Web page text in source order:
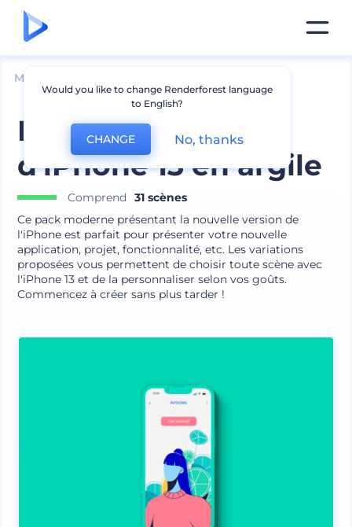
Mockups
Pack de mockups
d'iPhone 13 en argile
Comprend
31 scènes
Ce pack moderne présentant la nouvelle version de
l'iPhone est parfait pour présenter votre nouvelle
application, projet, fonctionnalité, etc. Les variations
proposées vous permettent de choisir toute scène avec
l'iPhone 13 et de la personnaliser selon vos goûts.
Commencez à créer sans plus tarder !
Would you like to change Renderforest language
to English?
CHANGE No, thanks